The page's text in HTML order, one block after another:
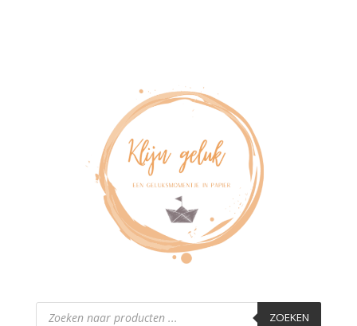
Producten
zoeken ZOEKEN